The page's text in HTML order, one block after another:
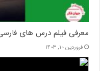
معرفی فیلم درس های
فروردین ۱۰, ۱۴۰۳